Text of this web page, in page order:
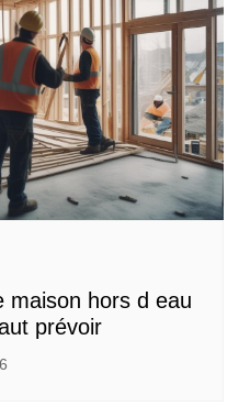
maison hors d eau
prévoir